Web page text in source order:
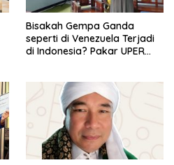
Bisakah Gempa Ganda
seperti di Venezuela Terjadi
di Indonesia? Pakar UPER